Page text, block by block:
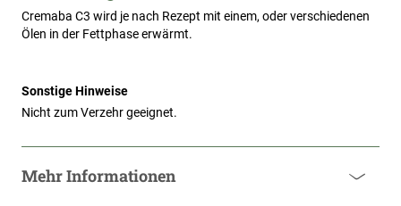
Cremaba C3 wird je nach Rezept mit einem, oder verschiedenen
Ölen in der Fettphase erwärmt.
Sonstige Hinweise
Nicht zum Verzehr geeignet.
Mehr Informationen